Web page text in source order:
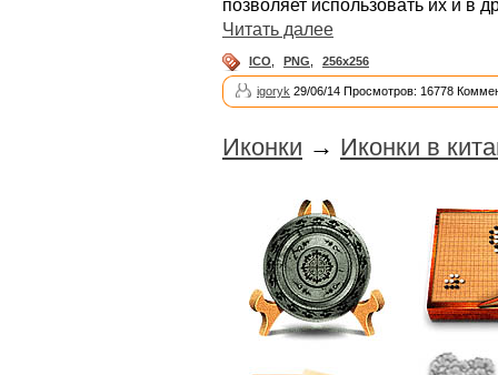
позволяет использовать их и в
Читать далее
ICO PNG 256x256
igoryk 29/06/14 Просмотров: 16778
Иконки → Иконки в